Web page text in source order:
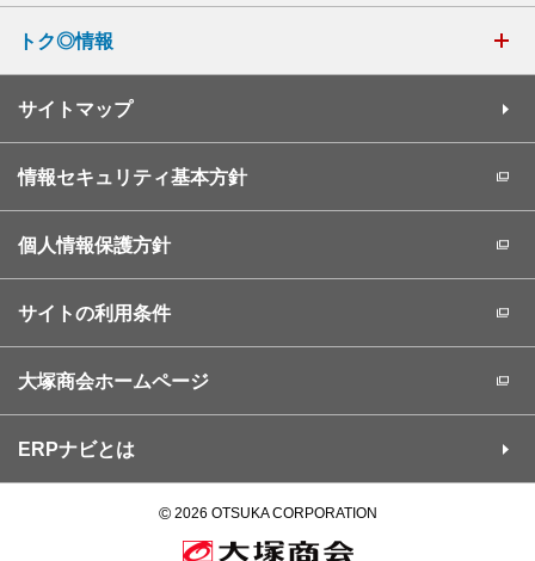
トク◎情報
サイトマップ
情報セキュリティ基本方針
個人情報保護方針
サイトの利用条件
大塚商会ホームページ
ERPナビとは
©2026 OTSUKA CORPORATION